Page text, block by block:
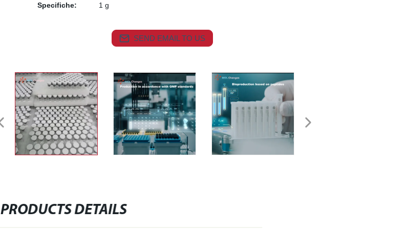
Specifiche: 1 g
SEND EMAIL TO US
PRODUCTS DETAILS